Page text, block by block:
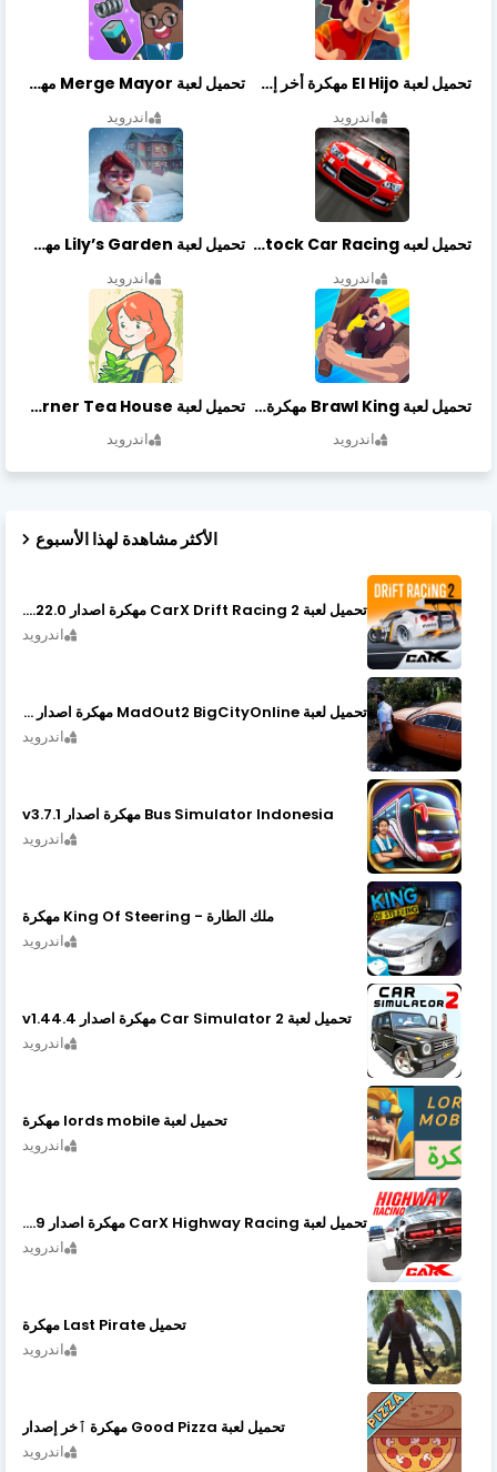
تحميل لعبة El Hijo مهكرة أخر إصدار
اندرويد
تحميل لعبة Merge Mayor مهكرة أخر إصدار
اندرويد
تحميل لعبه Stock Car Racing مهكرة أخر إصدار
اندرويد
تحميل لعبة Lily’s Garden مهكرة أخر إصدار
اندرويد
تحميل لعبة Brawl King مهكرة أخر إصدار
اندرويد
تحميل لعبة Little Corner Tea House مهكرة أخر إصدار
اندرويد
الأكثر مشاهدة لهذا الأسبوع
تحميل لعبة CarX Drift Racing 2 مهكرة اصدار v1.22.0
اندرويد
تحميل لعبة MadOut2 BigCityOnline مهكرة اصدار v10.48
اندرويد
Bus Simulator Indonesia مهكرة اصدار v3.7.1
اندرويد
ملك الطارة - King Of Steering مهكرة
اندرويد
تحميل لعبة Car Simulator 2 مهكرة اصدار v1.44.4
اندرويد
تحميل لعبة lords mobile مهكرة
اندرويد
تحميل لعبة CarX Highway Racing مهكرة اصدار v1.74.9
اندرويد
تحميل Last Pirate مهكرة
اندرويد
تحميل لعبة Good Pizza مهكرة ٱخر إصدار
اندرويد